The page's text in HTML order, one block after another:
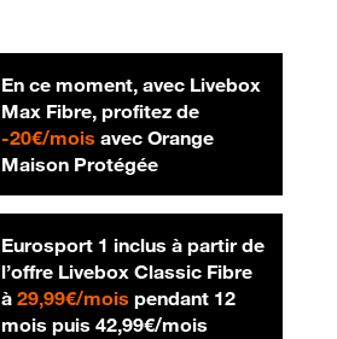
En ce moment, avec Livebox
Max Fibre, profitez de
-20€/mois20 € par mois
avec Orange
Maison Protégée
Eurosport 1 inclus à partir de
l’offre Livebox Classic Fibre
à 29,99€/mois29,99 € par mois
pendant 12
mois puis 42,99€/mois42,99 € par